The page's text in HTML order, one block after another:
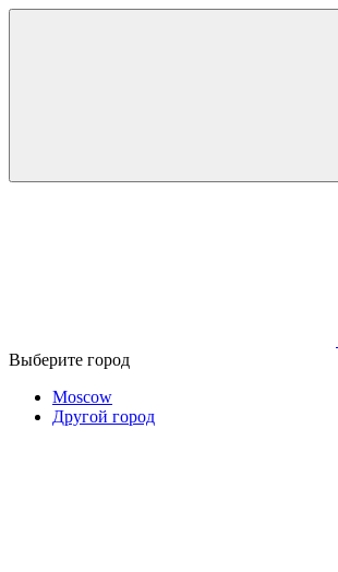
Выберите город
Moscow
Другой город